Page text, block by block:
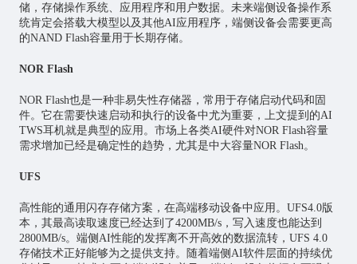
储，存储操作系统、应用程序和用户数据。未来端侧设备操作系
统肯定会搭载大模型以及其他AI应用程序，端侧设备会需要更高
的NAND Flash容量用于长期存储。
NOR Flash
NOR Flash也是一种非易失性存储器，常用于存储启动代码和固
件。它在需要快速启动和执行的设备中尤为重要，上文提到的AI
TWS耳机就是典型的应用。市场上各类AI硬件对NOR Flash容量
需求增加已经是确定性的趋势，尤其是中大容量NOR Flash。
UFS
高性能的通用闪存存储方案，在高端移动设备中应用。UFS4.0版
本，其最高读取速度已经达到了4200MB/s，写入速度也能达到
2800MB/s。端侧AI性能的发挥离不开高效的数据流转，UFS 4.0
存储技术正好能够为之提供支持。随着端侧AI软件层面的持续优